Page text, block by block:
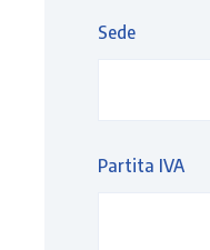
Sede
Partita IVA